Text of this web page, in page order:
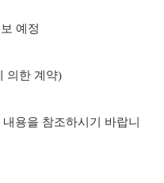
예정
의한 계약)
용을 참조하시기 바랍니